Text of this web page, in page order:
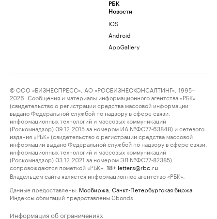
РБК
Новости
iOS
Android
AppGallery
© ООО «БИЗНЕСПРЕСС», АО «РОСБИЗНЕСКОНСАЛТИНГ», 1995–
2026. Сообщения и материалы информационного агентства «РБК»
(свидетельство о регистрации средства массовой информации
выдано Федеральной службой по надзору в сфере связи,
информационных технологий и массовых коммуникаций
(Роскомнадзор) 09.12.2015 за номером ИА №ФС77-63848) и сетевого
издания «РБК» (свидетельство о регистрации средства массовой
информации выдано Федеральной службой по надзору в сфере связи,
информационных технологий и массовых коммуникаций
(Роскомнадзор) 03.12.2021 за номером ЭЛ №ФС77-82385)
сопровождаются пометкой «РБК».
18+ letters@rbc.ru
Владельцем сайта является информационное агентство «РБК».
Данные предоставлены: Мосбиржа Санкт-Петербургская биржа
Индексы облигаций предоставлены Cbonds.
Информация об ограничениях